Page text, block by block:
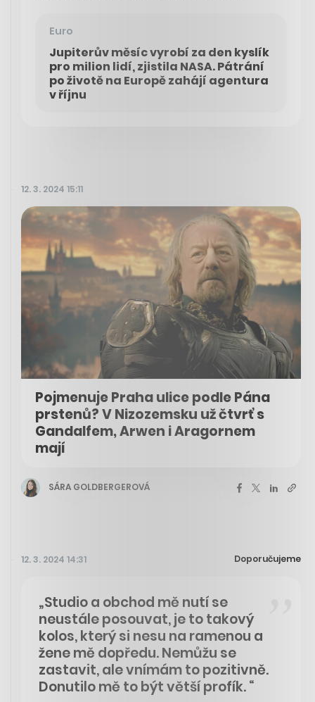
Euro
Jupiterův měsíc vyrobí za den kyslík
pro milion lidí, zjistila NASA. Pátrání
po životě na Europě zahájí agentura
v říjnu
12. 3. 2024 15:11
Pojmenuje Praha ulice podle Pána
prstenů? V Nizozemsku už čtvrť s
Gandalfem, Arwen i Aragornem
mají
SÁRA GOLDBERGEROVÁ
12. 3. 2024 14:31 Doporučujeme
„Studio a obchod mě nutí se
neustále posouvat, je to takový
kolos, který si nesu na ramenou a
žene mě dopředu. Nemůžu se
zastavit, ale vnímám to pozitivně.
Donutilo mě to být větší profík. “